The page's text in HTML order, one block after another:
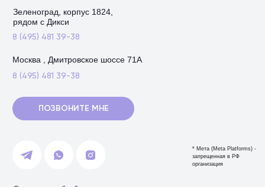
Москва , Дмитровское шоссе 71А
8 (495) 481 39-38
ПОЗВОНИТЕ МНЕ
* Мета (Meta Platforms) -
запрещенная в РФ
организация
8 (495) 481 39-38
Зеленоград, корпус 1824,
рядом с Дикси